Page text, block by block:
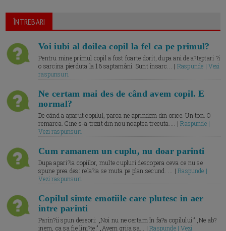
ÎNTREBARI
Voi iubi al doilea copil la fel ca pe primul?
Pentru mine primul copil a fost foarte dorit, dupa ani de a?teptari ?i
o sarcina pierduta la 16 saptamâni. Sunt însarc... | Raspunde | Vezi
raspunsuri
Ne certam mai des de când avem copil. E
normal?
De când a aparut copilul, parca ne aprindem din orice. Un ton. O
remarca. Cine s-a trezit din nou noaptea trecuta.... |Raspunde |
Vezi raspunsuri
Cum ramanem un cuplu, nu doar parinti
Dupa apari?ia copiilor, multe cupluri descopera ceva ce nu se
spune prea des: rela?ia se muta pe plan secund. ... |Raspunde |
Vezi raspunsuri
Copilul simte emotiile care plutesc in aer
intre parinti
Parin?ii spun deseori: „Noi nu ne certam în fa?a copilului.” „Ne ab?
inem, ca sa fie lini?te.” „Avem grija sa... |Raspunde | Vezi